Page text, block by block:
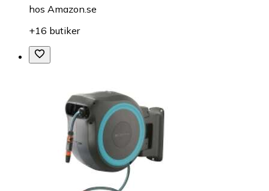
hos Amazon.se
+16 butiker